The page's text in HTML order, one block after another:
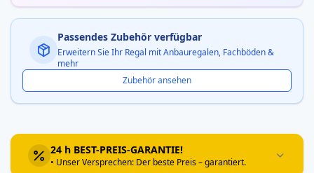
Passendes Zubehör verfügbar
Erweitern Sie Ihr Regal mit Anbauregalen, Fachböden &
mehr
Zubehör ansehen
24 h BEST-PREIS-GARANTIE!
• Unser Versprechen: Der beste Preis – garantiert.